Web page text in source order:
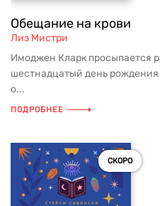
Обещание на крови
Лиз Мистри
Имоджен Кларк просыпается
шестнадцатый день
о...
ПОДРОБНЕЕ
СКОРО